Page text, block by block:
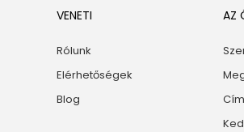
VENETI
Rólunk
Elérhetőségek
Blog
AZ